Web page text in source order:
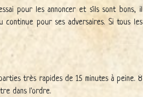
pour les annoncer et s'ils sont bons, il
pour ses adversaires. Si tous les
très rapides de 15 minutes à peine. 8
dans l'ordre.